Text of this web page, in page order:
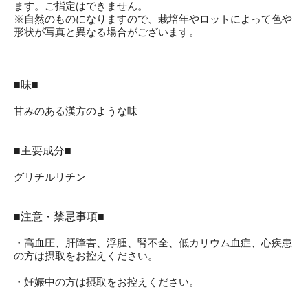
ます。ご指定はできません。
※自然のものになりますので、栽培年やロットによって色や
形状が写真と異なる場合がございます。
■味■
甘みのある漢方のような味
■主要成分■
グリチルリチン
■注意・禁忌事項■
・高血圧、肝障害、浮腫、腎不全、低カリウム血症、心疾患
の方は摂取をお控えください。
・妊娠中の方は摂取をお控えください。